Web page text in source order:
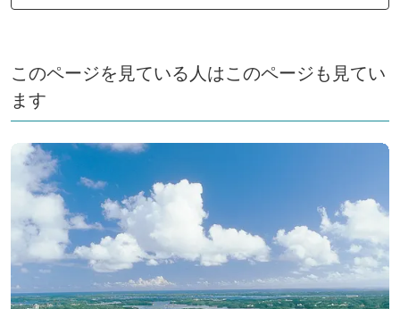
このページを見ている人はこのページも見てい
ます